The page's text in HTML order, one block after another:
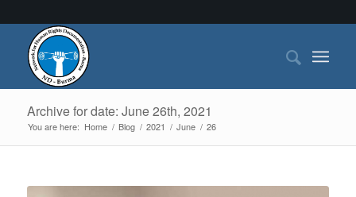
Archive for date: June 26th, 2021
You are here: Home / Blog / 2021 / June / 26